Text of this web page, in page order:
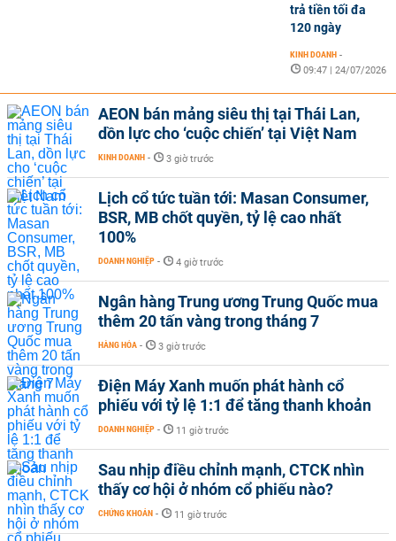
trả tiền tối đa
120 ngày
KINH DOANH -
09:47 | 24/07/2026
AEON bán mảng siêu thị tại Thái Lan,
dồn lực cho ‘cuộc chiến’ tại Việt Nam
KINH DOANH - 3 giờ trước
Lịch cổ tức tuần tới: Masan Consumer,
BSR, MB chốt quyền, tỷ lệ cao nhất
100%
DOANH NGHIỆP - 4 giờ trước
Ngân hàng Trung ương Trung Quốc mua
thêm 20 tấn vàng trong tháng 7
HÀNG HÓA - 3 giờ trước
Điện Máy Xanh muốn phát hành cổ
phiếu với tỷ lệ 1:1 để tăng thanh khoản
DOANH NGHIỆP - 11 giờ trước
Sau nhịp điều chỉnh mạnh, CTCK nhìn
thấy cơ hội ở nhóm cổ phiếu nào?
CHỨNG KHOÁN - 11 giờ trước